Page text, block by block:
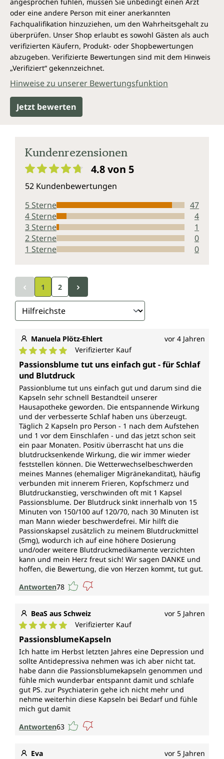
Vegane Kapselhülle aus reiner pflanzlicher Cellulose
(HPMC), frei von Carrageen und PEG.
Passionsblume-Kapseln von Unimedica sind,
entsprechend gesetzlicher Vorgaben, frei
von Konservierungsstoffen, weiterhin ohne Zusätze
wie Farbstoffe, Stabilisatoren, Trennmittel wie
Magnesiumstearat sowie ohne Gentechnik,
oder eine andere Person mit einer anerkannten
Fachqualifikation hinzuziehen, um den Wahrheitsgehalt zu
überprüfen. Unser Shop erlaubt es sowohl Gästen als auch
verifizierten Käufern, Produkt- oder Shopbewertungen
abzugeben. Verifizierte Bewertungen sind mit dem Hinweis
„Verifiziert“ gekennzeichnet.
Hinweise zu unserer Bewertungsfunktion
Jetzt bewerten
Kundenrezensionen
4.8 von 5
52 Kundenbewertungen
5 Sterne
47
4 Sterne
4
3 Sterne
1
2 Sterne
0
1 Sterne
0
1 2
Manuela Plötz-Ehlert vor 4 Jahren
Durchschnittliche Bewertung von 5 von 5 Sternen
Verifizierter Kauf
Passionsblume tut uns einfach gut - für Schlaf
und Blutdruck
Passionblume tut uns einfach gut und darum sind die
Kapseln sehr schnell Bestandteil unserer
Hausapotheke geworden. Die entspannende Wirkung
und der verbesserte Schlaf haben uns überzeugt.
Täglich 2 Kapseln pro Person - 1 nach dem Aufstehen
und 1 vor dem Einschlafen - und das jetzt schon seit
ein paar Monaten. Positiv überrascht hat uns die
blutdrucksenkende Wirkung, die wir immer wieder
feststellen können. Die Wetterwechselbeschwerden
meines Mannes (ehemaliger Migränekanditat), häufig
verbunden mit innerem Frieren, Kopfschmerz und
Blutdruckanstieg, verschwinden oft mit 1 Kapsel
Passionsblume. Der Blutdruck sinkt innerhalb von 15
Minuten von 150/100 auf 120/70, nach 30 Minuten ist
man Mann wieder beschwerdefrei. Mir hilft die
Passionskapsel zusätzlich zu meinem Blutdruckmittel
(5mg), wodurch ich auf eine höhere Dosierung
und/oder weitere Blutdruckmedikamente verzichten
kann und mein Herz freut sich! Wir sagen DANKE und
hoffen, die Bewertung, die von Herzen kommt, tut gut.
Antworten78
BeaS aus Schweiz vor 5 Jahren
Durchschnittliche Bewertung von 5 von 5 Sternen
Verifizierter Kauf
PassionsblumeKapseln
Ich hatte im Herbst letzten Jahres eine Depression und
sollte Antidepressiva nehmen was ich aber nicht tat.
habe dann die Passionsblumekapseln genommen und
fühle mich wunderbar entspannt damit und schlafe
gut PS. zur Psychiaterin gehe ich nicht mehr und
nehme weiterhin diese Kapseln bei Bedarf und fühle
mich gut damit
Antworten63
Eva vor 5 Jahren